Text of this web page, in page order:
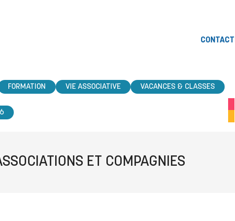
CONTACT
FORMATION VIE ASSOCIATIVE VACANCES & CLASSES
ET COMPAGNIES